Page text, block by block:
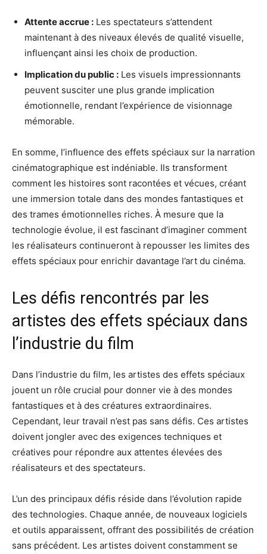
Attente accrue : Les spectateurs s’attendent
maintenant à des niveaux élevés de qualité visuelle,
influençant ainsi les choix de production.
Implication du public : Les visuels impressionnants
peuvent susciter une plus grande implication
émotionnelle, rendant l’expérience de visionnage
mémorable.
En somme, l’influence des effets spéciaux sur la narration
cinématographique est indéniable. Ils transforment
comment les histoires sont racontées et vécues, créant
une immersion totale dans des mondes fantastiques et
des trames émotionnelles riches. À mesure que la
technologie évolue, il est fascinant d’imaginer comment
les réalisateurs continueront à repousser les limites des
effets spéciaux pour enrichir davantage l’art du cinéma.
Les défis rencontrés par les
artistes des effets spéciaux dans
l’industrie du film
Dans l’industrie du film, les artistes des effets spéciaux
jouent un rôle crucial pour donner vie à des mondes
fantastiques et à des créatures extraordinaires.
Cependant, leur travail n’est pas sans défis. Ces artistes
doivent jongler avec des exigences techniques et
créatives pour répondre aux attentes élevées des
réalisateurs et des spectateurs.
L’un des principaux défis réside dans l’évolution rapide
des technologies. Chaque année, de nouveaux logiciels
et outils apparaissent, offrant des possibilités de création
sans précédent. Les artistes doivent constamment se